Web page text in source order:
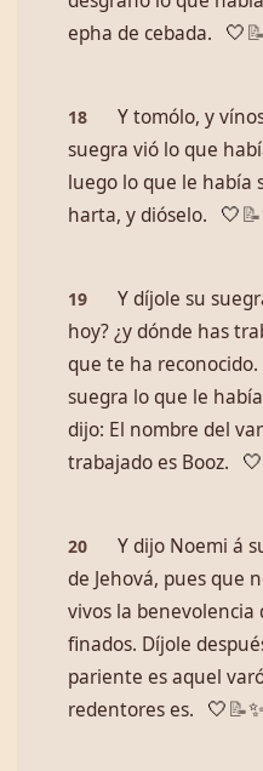
epha de cebada.
🤍 📝
18
Y tomólo, y
suegra vió lo que
luego lo que le había
harta, y dióselo.
🤍 📝
19
Y díjole su
hoy? ¿y dónde has
que te ha reconocido.
suegra lo que le
dijo: El nombre del
trabajado es Booz.
🤍
20
Y dijo Noemi á
de Jehová, pues que
vivos la
finados. Díjole
pariente es aquel
redentores es.
🤍 📝✨